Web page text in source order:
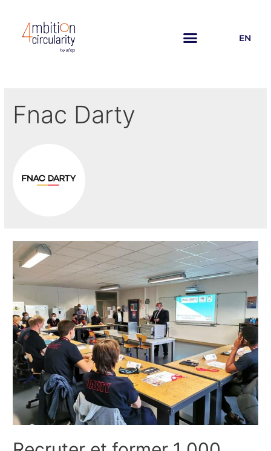
EN
Fnac Darty